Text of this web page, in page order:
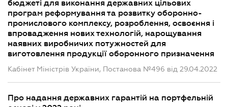
бюджеті для виконання державних цільових
програм реформування та розвитку оборонно-
промислового комплексу, розроблення, освоєння і
впровадження нових технологій, нарощування
наявних виробничих потужностей для
виготовлення продукції оборонного призначення
Кабінет Міністрів України, Постанова №496 від 29.04.2022
Про надання державних гарантій на портфельній